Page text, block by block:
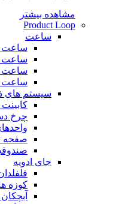
مشاهده بیشتر
Product Loop
ساعت
ساعت
ساعت
ساعت
ساعت
سیستم های
چرخ
صفحه
جای ادویه
کوزه